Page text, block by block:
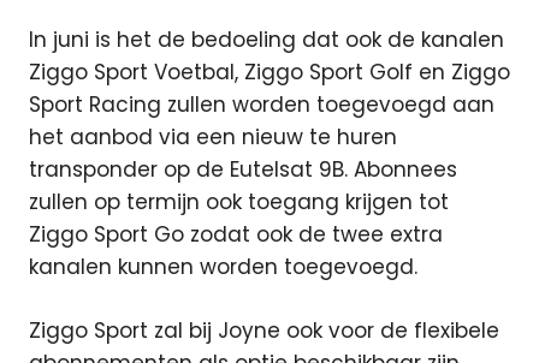
In juni is het de bedoeling dat ook de kanalen
Ziggo Sport Voetbal, Ziggo Sport Golf en Ziggo
Sport Racing zullen worden toegevoegd aan
het aanbod via een nieuw te huren
transponder op de Eutelsat 9B. Abonnees
zullen op termijn ook toegang krijgen tot
Ziggo Sport Go zodat ook de twee extra
kanalen kunnen worden toegevoegd.
Ziggo Sport zal bij Joyne ook voor de flexibele